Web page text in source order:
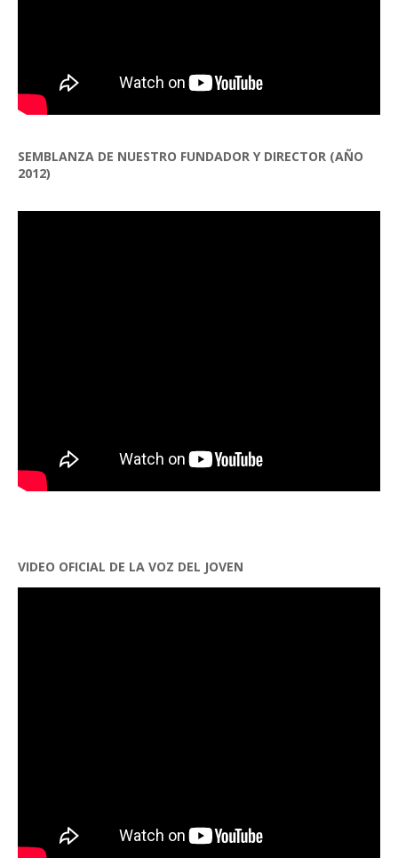
SEMBLANZA DE NUESTRO FUNDADOR Y DIRECTOR (AÑO
2012)
VIDEO OFICIAL DE LA VOZ DEL JOVEN